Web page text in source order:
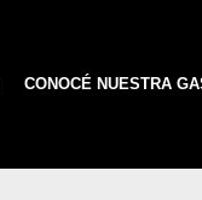
CONOCÉ NUESTRA